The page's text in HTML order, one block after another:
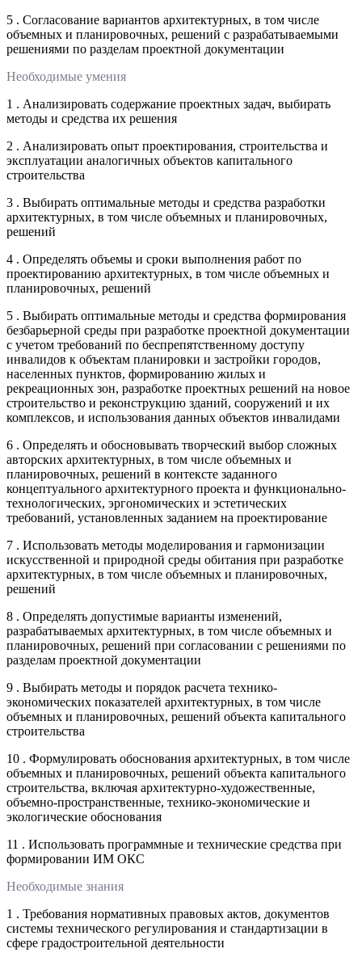
5 . Согласование вариантов архитектурных, в том числе
объемных и планировочных, решений с разрабатываемыми
решениями по разделам проектной документации
Необходимые умения
1 . Анализировать содержание проектных задач, выбирать
методы и средства их решения
2 . Анализировать опыт проектирования, строительства и
эксплуатации аналогичных объектов капитального
строительства
3 . Выбирать оптимальные методы и средства разработки
архитектурных, в том числе объемных и планировочных,
решений
4 . Определять объемы и сроки выполнения работ по
проектированию архитектурных, в том числе объемных и
планировочных, решений
5 . Выбирать оптимальные методы и средства формирования
безбарьерной среды при разработке проектной документации
с учетом требований по беспрепятственному доступу
инвалидов к объектам планировки и застройки городов,
населенных пунктов, формированию жилых и
рекреационных зон, разработке проектных решений на новое
строительство и реконструкцию зданий, сооружений и их
комплексов, и использования данных объектов инвалидами
6 . Определять и обосновывать творческий выбор сложных
авторских архитектурных, в том числе объемных и
планировочных, решений в контексте заданного
концептуального архитектурного проекта и функционально-
технологических, эргономических и эстетических
требований, установленных заданием на проектирование
7 . Использовать методы моделирования и гармонизации
искусственной и природной среды обитания при разработке
архитектурных, в том числе объемных и планировочных,
решений
8 . Определять допустимые варианты изменений,
разрабатываемых архитектурных, в том числе объемных и
планировочных, решений при согласовании с решениями по
разделам проектной документации
9 . Выбирать методы и порядок расчета технико-
экономических показателей архитектурных, в том числе
объемных и планировочных, решений объекта капитального
строительства
10 . Формулировать обоснования архитектурных, в том числе
объемных и планировочных, решений объекта капитального
строительства, включая архитектурно-художественные,
объемно-пространственные, технико-экономические и
экологические обоснования
11 . Использовать программные и технические средства при
формировании ИМ ОКС
Необходимые знания
1 . Требования нормативных правовых актов, документов
системы технического регулирования и стандартизации в
сфере градостроительной деятельности